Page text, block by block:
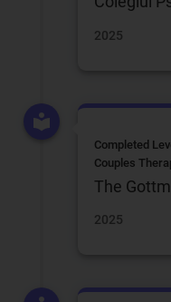
2025
Completed
Couples
The
2025